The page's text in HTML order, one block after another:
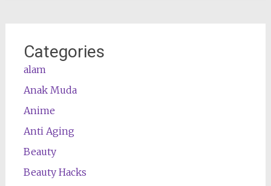
Categories
alam
Anak Muda
Anime
Anti Aging
Beauty
Beauty Hacks